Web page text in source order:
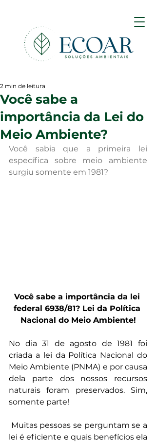
Você sabe a
importância da Lei do
Meio Ambiente?
2 min de leitura
Você sabia que a primeira lei
específica sobre meio ambiente
surgiu somente em 1981?
Você sabe a importância da lei
federal 6938/81? Lei da Política
Nacional do Meio Ambiente!
No dia 31 de agosto de 1981 foi
criada a lei da Política Nacional do
Meio Ambiente (PNMA) e por causa
dela parte dos nossos recursos
naturais foram preservados. Sim,
somente parte!
lei é eficiente e quais benefícios ela